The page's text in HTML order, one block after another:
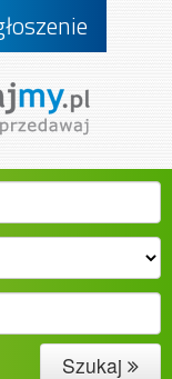
Szukaj